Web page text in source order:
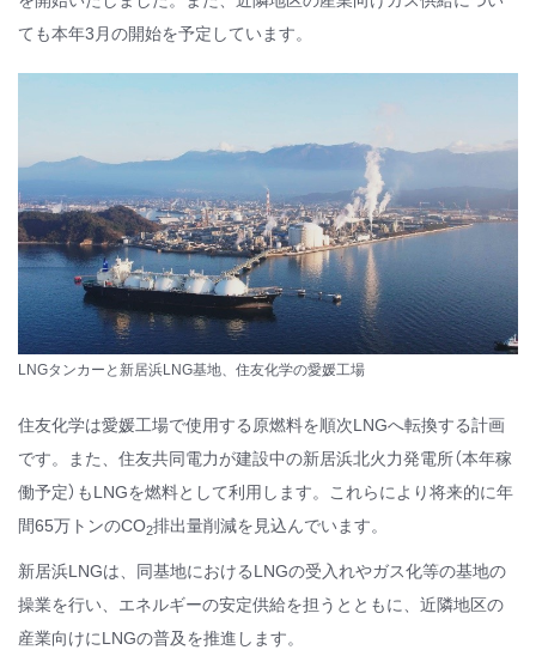
ても本年3月の開始を予定しています。
LNGタンカーと新居浜LNG基地、住友化学の愛媛工場
住友化学は愛媛工場で使用する原燃料を順次LNGへ転換する計画
です。また、住友共同電力が建設中の新居浜北火力発電所（本年稼
働予定）もLNGを燃料として利用します。これらにより将来的に年
間65万トンのCO2排出量削減を見込んでいます。
新居浜LNGは、同基地におけるLNGの受入れやガス化等の基地の
操業を行い、エネルギーの安定供給を担うとともに、近隣地区の
産業向けにLNGの普及を推進します。